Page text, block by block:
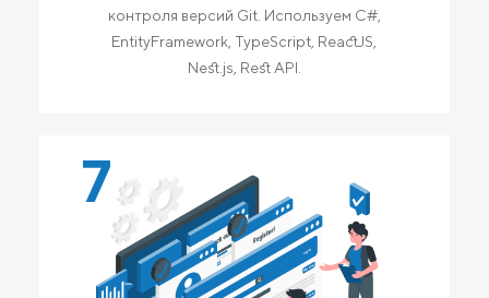
контроля версий Git. Используем C#,
EntityFramework, TypeScript, ReactJS,
Nest.js, Rest API.
7